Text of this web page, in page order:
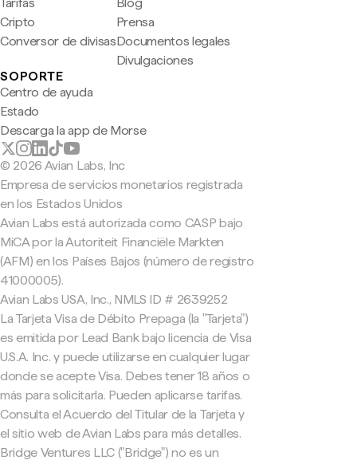
Cripto
Conversor de divisas
Prensa
Documentos legales
Divulgaciones
SOPORTE
Centro de ayuda
Estado
Descarga la app de Morse
© 2026 Avian Labs, Inc
Empresa de servicios monetarios registrada
en los Estados Unidos
Avian Labs está autorizada como CASP bajo
MiCA por la Autoriteit Financiële Markten
(AFM) en los Países Bajos (número de registro
41000005).
Avian Labs USA, Inc., NMLS ID # 2639252
La Tarjeta Visa de Débito Prepaga (la "Tarjeta")
es emitida por Lead Bank bajo licencia de Visa
U.S.A. Inc. y puede utilizarse en cualquier lugar
donde se acepte Visa. Debes tener 18 años o
más para solicitarla. Pueden aplicarse tarifas.
Consulta el Acuerdo del Titular de la Tarjeta y
el sitio web de Avian Labs para más detalles.
Bridge Ventures LLC ("Bridge") no es un